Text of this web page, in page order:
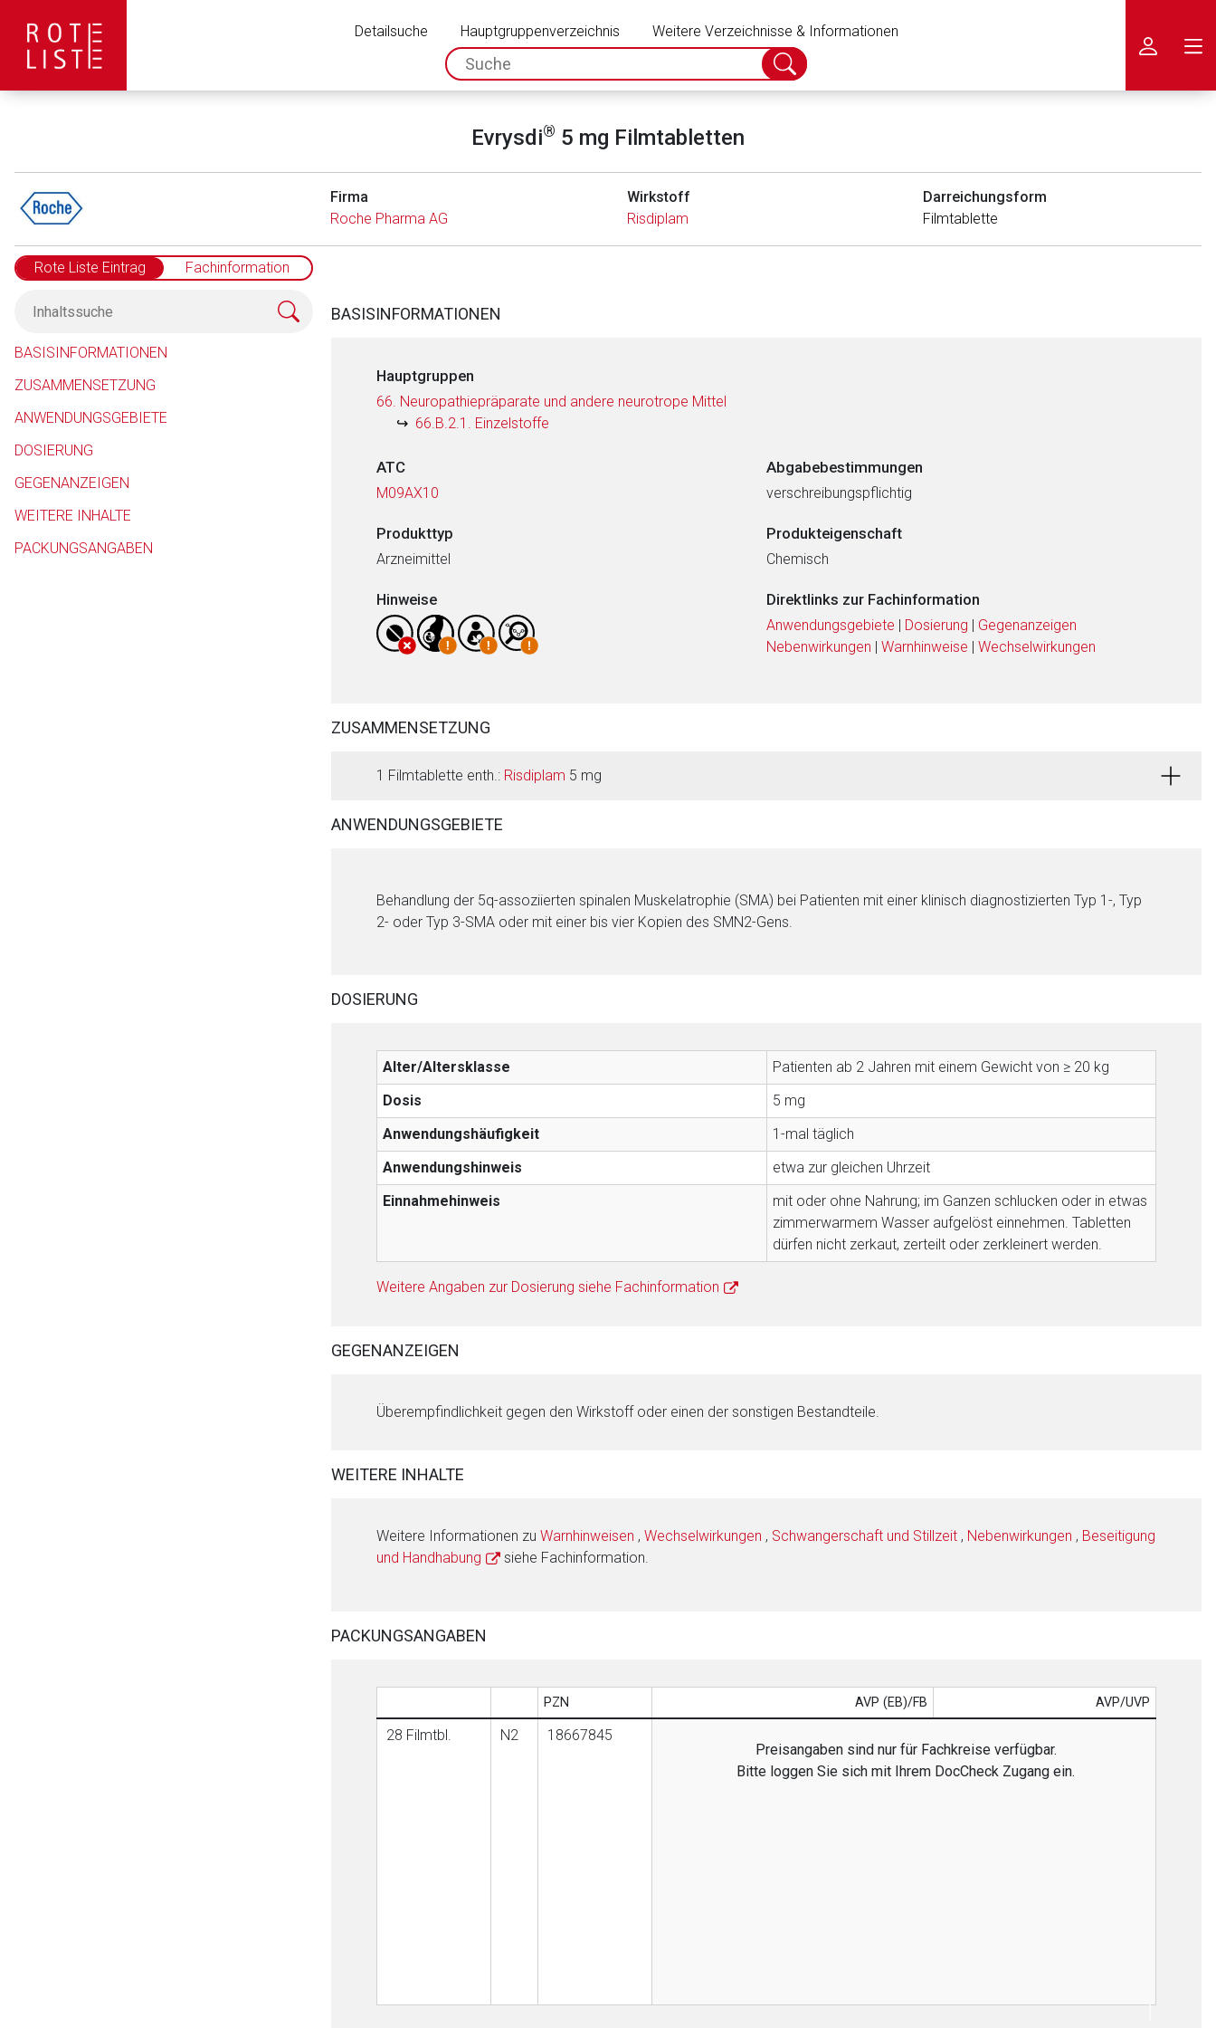
Detailsuche Hauptgruppenverzeichnis
Weitere Verzeichnisse & Informationen
spc.search.input.placeholder
Suche
abschicken
Evrysdi® 5 mg Filmtabletten
Firma
Roche Pharma AG
Wirkstoff
Risdiplam
Darreichungsform
Filmtablette
Rote Liste Eintrag Fachinformation
BASISINFORMATIONEN
ZUSAMMENSETZUNG
ANWENDUNGSGEBIETE
DOSIERUNG
GEGENANZEIGEN
WEITERE INHALTE
PACKUNGSANGABEN
BASISINFORMATIONEN
Hauptgruppen
66. Neuropathiepräparate und andere neurotrope Mittel
66.B.2.1. Einzelstoffe
ATC
M09AX10
Abgabebestimmungen
verschreibungspflichtig
Produkttyp
Arzneimittel
Produkteigenschaft
Chemisch
Hinweise Direktlinks zur Fachinformation
Anwendungsgebiete | Dosierung | Gegenanzeigen
Nebenwirkungen | Warnhinweise | Wechselwirkungen
ZUSAMMENSETZUNG
1 Filmtablette enth.: Risdiplam 5 mg
ANWENDUNGSGEBIETE
Behandlung der 5q-assoziierten spinalen Muskelatrophie (SMA) bei Patienten mit einer klinisch diagnostizierten Typ 1-, Typ
2- oder Typ 3-SMA oder mit einer bis vier Kopien des SMN2-Gens.
DOSIERUNG
Alter/Altersklasse
Patienten ab 2 Jahren mit einem Gewicht von ≥ 20 kg
Dosis
5 mg
Anwendungshäufigkeit
1-mal täglich
Anwendungshinweis
etwa zur gleichen Uhrzeit
Einnahmehinweis
mit oder ohne Nahrung; im Ganzen schlucken oder in etwas
zimmerwarmem Wasser aufgelöst einnehmen. Tabletten
dürfen nicht zerkaut, zerteilt oder zerkleinert werden.
Weitere Angaben zur Dosierung siehe Fachinformation
GEGENANZEIGEN
Überempfindlichkeit gegen den Wirkstoff oder einen der sonstigen Bestandteile.
WEITERE INHALTE
Weitere Informationen zu Warnhinweisen , Wechselwirkungen , Schwangerschaft und Stillzeit , Nebenwirkungen , Beseitigung
und Handhabung
siehe Fachinformation.
PACKUNGSANGABEN
PZN AVP (EB)/FB AVP/UVP
28 Filmtbl. N2
18667845
Preisangaben sind nur für Fachkreise verfügbar.
Bitte loggen Sie sich mit Ihrem DocCheck Zugang ein.
Der von Ihnen aufgerufene Link öffnet eine externe Web-Seite. Für die Inhalte der externen Web-Seite ist deren
Zurück zur rote-liste.de Zur Seite